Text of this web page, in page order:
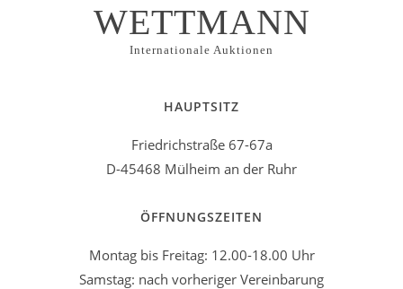
WETTMANN
Internationale Auktionen
HAUPTSITZ
Friedrichstraße 67-67a
D-45468 Mülheim an der Ruhr
ÖFFNUNGSZEITEN
Montag bis Freitag: 12.00-18.00 Uhr
Samstag: nach vorheriger Vereinbarung